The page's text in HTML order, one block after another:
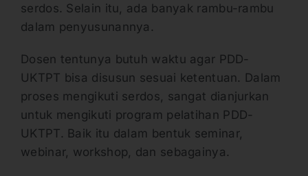
serdos. Selain itu, ada banyak rambu-rambu
dalam penyusunannya.
Dosen tentunya butuh waktu agar PDD-
UKTPT bisa disusun sesuai ketentuan. Dalam
proses mengikuti serdos, sangat dianjurkan
untuk mengikuti program pelatihan PDD-
UKTPT. Baik itu dalam bentuk seminar,
webinar, workshop, dan sebagainya.